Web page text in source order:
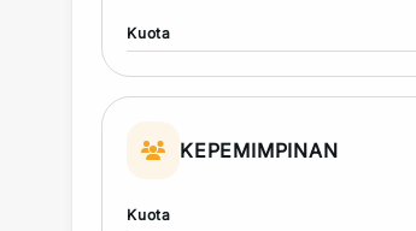
Kuota
KEPEMIMPINAN
Kuota